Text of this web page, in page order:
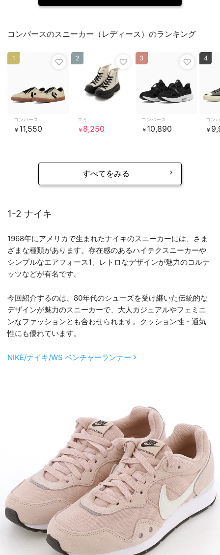
コンバースのスニーカー（レディース）のランキング
コンバース
￥ 11,550
1
エミ
￥ 8,250
2
コンバース
￥ 10,890
3
コン
￥
4
すべてをみる
1-2 ナイキ
1968年にアメリカで生まれたナイキのスニーカーには、さま
ざまな種類があります。存在感のあるハイテクスニーカーや
シンプルなエアフォース1、レトロなデザインが魅力のコルテ
ッツなどが有名です。
今回紹介するのは、80年代のシューズを受け継いた伝統的な
デザインが魅力のスニーカーで、大人カジュアルやフェミニ
ンなファッションとも合わせられます。クッション性・通気
性にも優れています。
NIKE/ナイキ/WS ベンチャーランナー